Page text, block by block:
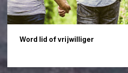
Word lid of vrijwilliger